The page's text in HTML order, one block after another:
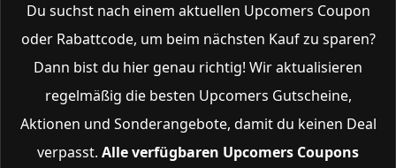
Du suchst nach einem aktuellen Upcomers Coupon
oder Rabattcode, um beim nächsten Kauf zu sparen?
Dann bist du hier genau richtig! Wir aktualisieren
regelmäßig die besten Upcomers Gutscheine,
Aktionen und Sonderangebote, damit du keinen Deal
verpasst. Alle verfügbaren Upcomers Coupons